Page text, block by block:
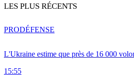
LES PLUS RÉCENTS
L'Ukraine estime que près de 16 000
15:55
PRODÉFENSE